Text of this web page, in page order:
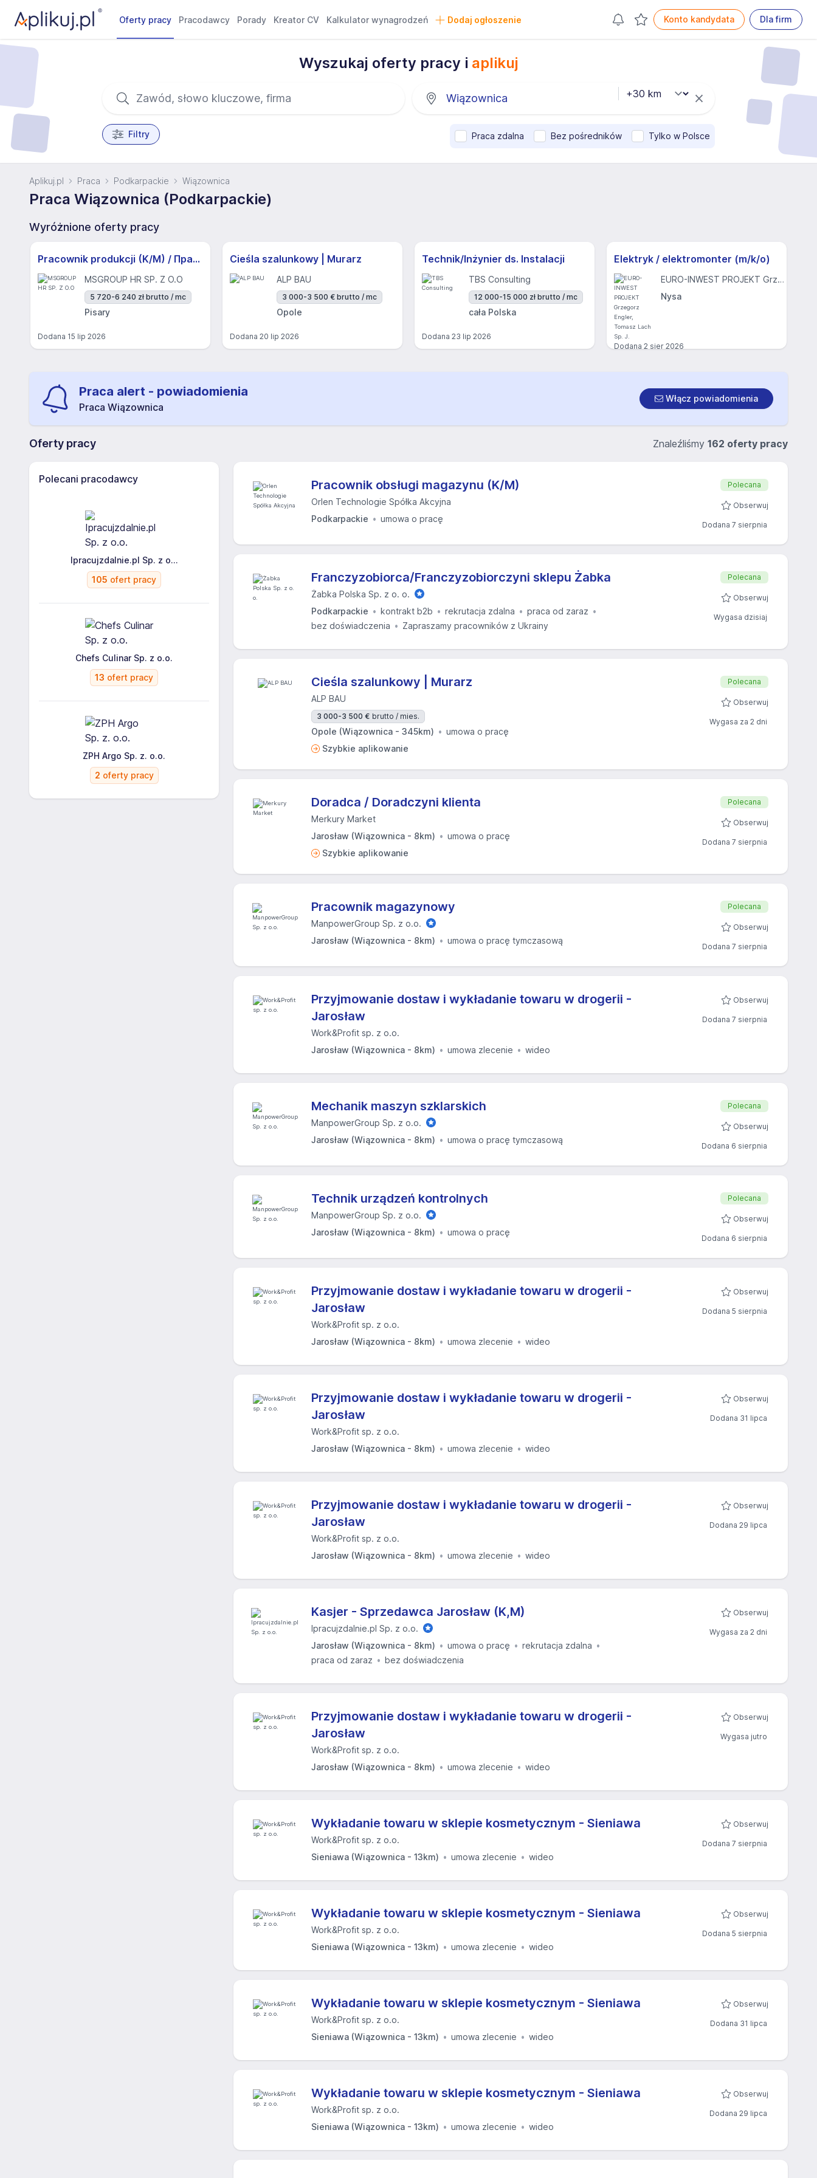
Oferty pracy Pracodawcy Porady Kreator CV Kalkulator wynagrodzeń Dodaj ogłoszenie Konto kandydata Dla firm
Wyszukaj oferty pracy i aplikuj
Filtry Praca zdalna Bez pośredników Tylko w Polsce
Aplikuj.pl Praca Podkarpackie Wiązownica
Praca Wiązownica (Podkarpackie)
Wyróżnione oferty pracy
Pracownik produkcji (K/M) / Працівники продукції Huber-Suhner (K/M)
MSGROUP HR SP. Z O.O
5 720-6 240 zł brutto / mc
Pisary
Dodana 15 lip 2026
Cieśla szalunkowy | Murarz
ALP BAU
3 000-3 500 € brutto / mc
Opole
Dodana 20 lip 2026
Technik/Inżynier ds. Instalacji
TBS Consulting
12 000-15 000 zł brutto / mc
cała Polska
Dodana 23 lip 2026
Elektryk / elektromonter (m/k/o)
EURO-INWEST PROJEKT Grzegorz Engler, Tomasz Lach Sp. J.
Nysa
Dodana 2 sier 2026
Praca alert - powiadomienia
Praca Wiązownica
Włącz powiadomienia
Oferty pracy Znaleźliśmy 162 oferty pracy
Polecani pracodawcy
Ipracujzdalnie.pl Sp. z o...
105 ofert pracy
Chefs Culinar Sp. z o.o.
13 ofert pracy
ZPH Argo Sp. z. o.o.
2 oferty pracy
Pracownik obsługi magazynu (K/M)
Orlen Technologie Spółka Akcyjna
Podkarpackie
umowa o pracę
Polecana
Obserwuj
Dodana 7 sierpnia
Franczyzobiorca/Franczyzobiorczyni sklepu Żabka
Żabka Polska Sp. z o. o.
Podkarpackie
kontrakt b2b rekrutacja zdalna
praca od zaraz
bez doświadczenia
Zapraszamy pracowników z Ukrainy
Polecana
Obserwuj
Wygasa dzisiaj
Cieśla szalunkowy | Murarz
ALP BAU
3 000-3 500 € brutto / mies.
Opole (Wiązownica - 345km)
umowa o pracę
Szybkie aplikowanie
Polecana
Obserwuj
Wygasa za 2 dni
Doradca / Doradczyni klienta
Merkury Market
Jarosław (Wiązownica - 8km)
umowa o pracę
Szybkie aplikowanie
Polecana
Obserwuj
Dodana 7 sierpnia
Pracownik magazynowy
ManpowerGroup Sp. z o.o.
Jarosław (Wiązownica - 8km)
umowa o pracę tymczasową
Polecana
Obserwuj
Dodana 7 sierpnia
Przyjmowanie dostaw i wykładanie towaru w drogerii -
Jarosław
Work&Profit sp. z o.o.
Jarosław (Wiązownica - 8km)
umowa zlecenie wideo
Obserwuj
Dodana 7 sierpnia
Mechanik maszyn szklarskich
ManpowerGroup Sp. z o.o.
Jarosław (Wiązownica - 8km)
umowa o pracę tymczasową
Polecana
Obserwuj
Dodana 6 sierpnia
Technik urządzeń kontrolnych
ManpowerGroup Sp. z o.o.
Jarosław (Wiązownica - 8km)
umowa o pracę
Polecana
Obserwuj
Dodana 6 sierpnia
Przyjmowanie dostaw i wykładanie towaru w drogerii -
Jarosław
Work&Profit sp. z o.o.
Jarosław (Wiązownica - 8km)
umowa zlecenie wideo
Obserwuj
Dodana 5 sierpnia
Przyjmowanie dostaw i wykładanie towaru w drogerii -
Jarosław
Work&Profit sp. z o.o.
Jarosław (Wiązownica - 8km)
umowa zlecenie wideo
Obserwuj
Dodana 31 lipca
Przyjmowanie dostaw i wykładanie towaru w drogerii -
Jarosław
Work&Profit sp. z o.o.
Jarosław (Wiązownica - 8km)
umowa zlecenie wideo
Obserwuj
Dodana 29 lipca
Kasjer - Sprzedawca Jarosław (K,M)
Ipracujzdalnie.pl Sp. z o.o.
Jarosław (Wiązownica - 8km)
umowa o pracę
rekrutacja zdalna
praca od zaraz
bez doświadczenia
Obserwuj
Wygasa za 2 dni
Przyjmowanie dostaw i wykładanie towaru w drogerii -
Jarosław
Work&Profit sp. z o.o.
Jarosław (Wiązownica - 8km)
umowa zlecenie wideo
Obserwuj
Wygasa jutro
Wykładanie towaru w sklepie kosmetycznym - Sieniawa
Work&Profit sp. z o.o.
Sieniawa (Wiązownica - 13km)
umowa zlecenie wideo
Obserwuj
Dodana 7 sierpnia
Wykładanie towaru w sklepie kosmetycznym - Sieniawa
Work&Profit sp. z o.o.
Sieniawa (Wiązownica - 13km)
umowa zlecenie wideo
Obserwuj
Dodana 5 sierpnia
Wykładanie towaru w sklepie kosmetycznym - Sieniawa
Work&Profit sp. z o.o.
Sieniawa (Wiązownica - 13km)
umowa zlecenie wideo
Obserwuj
Dodana 31 lipca
Wykładanie towaru w sklepie kosmetycznym - Sieniawa
Work&Profit sp. z o.o.
Sieniawa (Wiązownica - 13km)
umowa zlecenie wideo
Obserwuj
Dodana 29 lipca